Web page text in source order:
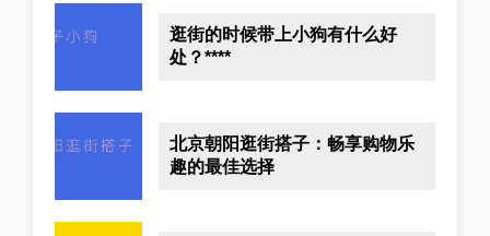
逛街的时候带上小狗有什么好
处？****
北京朝阳逛街搭子：畅享购物乐
趣的最佳选择